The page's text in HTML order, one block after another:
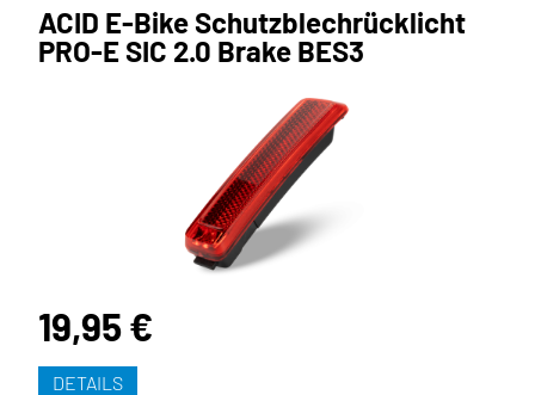
ACID E-Bike Schutzblechrücklicht
PRO-E SIC 2.0 Brake BES3
19,95 €
DETAILS